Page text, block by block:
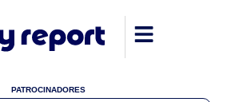
PATROCINADORES